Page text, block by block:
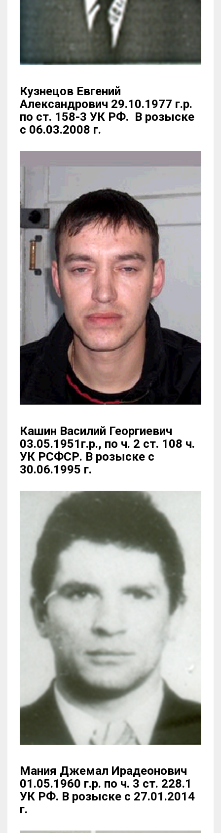
Кузнецов Евгений
Александрович 29.10.1977 г.р.
по ст. 158-3 УК РФ. В розыске
с 06.03.2008 г.
Кашин Василий Георгиевич
03.05.1951г.р., по ч. 2 ст. 108 ч.
УК РСФСР. В розыске с
30.06.1995 г.
Мания Джемал Ирадеонович
01.05.1960 г.р. по ч. 3 ст. 228.1
УК РФ. В розыске с 27.01.2014
г.